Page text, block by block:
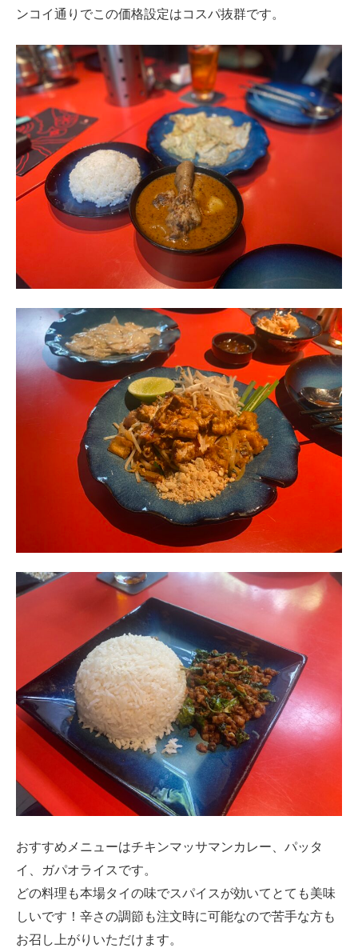
ンコイ通りでこの価格設定はコスパ抜群です。
おすすめメニューはチキンマッサマンカレー、パッタ
イ、ガパオライスです。
どの料理も本場タイの味でスパイスが効いてとても美味
しいです！辛さの調節も注文時に可能なので苦手な方も
お召し上がりいただけます。